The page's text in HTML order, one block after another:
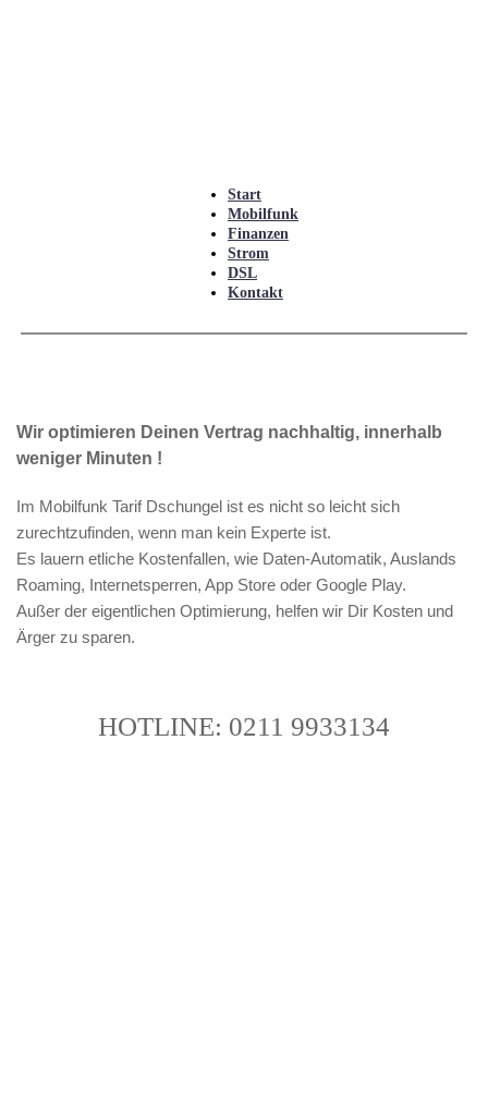
Start
Mobilfunk
Finanzen
Strom
DSL
Kontakt
Wir optimieren Deinen Vertrag nachhaltig, innerhalb
weniger Minuten !
Im Mobilfunk Tarif Dschungel ist es nicht so leicht sich
zurechtzufinden, wenn man kein Experte ist.
Es lauern etliche Kostenfallen, wie Daten-Automatik, Auslands
Roaming, Internetsperren, App Store oder Google Play.
Außer der eigentlichen Optimierung, helfen wir Dir Kosten und
Ärger zu sparen.
HOTLINE: 0211 9933134